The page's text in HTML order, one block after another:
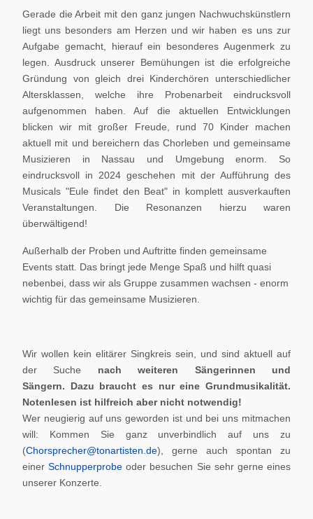
Gerade die Arbeit mit den ganz jungen Nachwuchskünstlern
liegt uns besonders am Herzen und wir haben es uns zur
Aufgabe gemacht, hierauf ein besonderes Augenmerk zu
legen. Ausdruck unserer Bemühungen ist die erfolgreiche
Gründung von gleich drei Kinderchören unterschiedlicher
Altersklassen, welche ihre Probenarbeit eindrucksvoll
aufgenommen haben. Auf die aktuellen Entwicklungen
blicken wir mit großer Freude, rund 70 Kinder machen
aktuell mit und bereichern das Chorleben und gemeinsame
Musizieren in Nassau und Umgebung enorm. So
eindrucksvoll in 2024 geschehen mit der Aufführung des
Musicals "Eule findet den Beat" in komplett ausverkauften
Veranstaltungen. Die Resonanzen hierzu waren
überwältigend!
Außerhalb der Proben und Auftritte finden gemeinsame
Events statt. Das bringt jede Menge Spaß und hilft quasi
nebenbei, dass wir als Gruppe zusammen wachsen - enorm
wichtig für das gemeinsame Musizieren.
Wir wollen kein elitärer Singkreis sein, und sind aktuell auf
der Suche nach weiteren Sängerinnen und
Sängern. Dazu braucht es nur eine Grundmusikalität.
Notenlesen ist hilfreich aber nicht notwendig!
Wer neugierig auf uns geworden ist und bei uns mitmachen
will: Kommen Sie ganz unverbindlich auf uns zu
(Chorsprecher@tonartisten.de), gerne auch spontan zu
einerSchnupperprobe oder besuchen Sie sehr gerne eines
unserer Konzerte.